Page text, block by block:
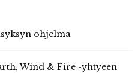
ohjelma
Wind & Fire -yhtyeen